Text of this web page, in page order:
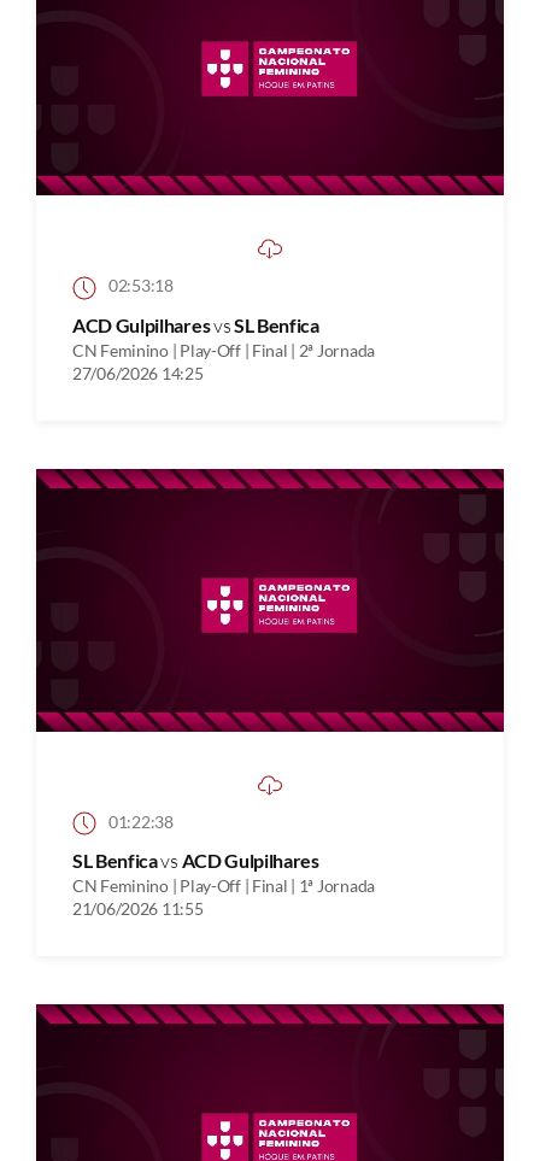
02:53:18
ACD GulpilharesvsSL Benfica
CN Feminino | Play-Off | Final | 2ª Jornada
27/06/2026 14:25
01:22:38
SL Benficavs ACD Gulpilhares
CN Feminino | Play-Off | Final | 1ª Jornada
21/06/2026 11:55